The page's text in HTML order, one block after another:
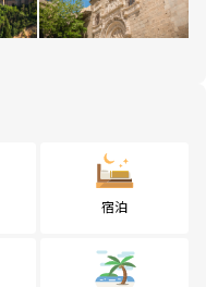
宿泊